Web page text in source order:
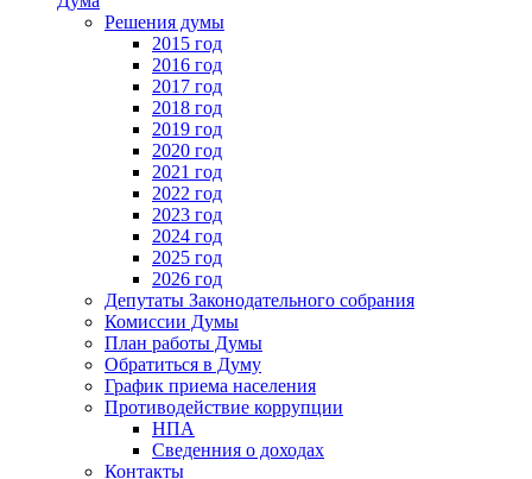
Решения думы
2015 год
2016 год
2017 год
2018 год
2019 год
2020 год
2021 год
2022 год
2023 год
2024 год
2025 год
2026 год
Депутаты Законодательного собрания
Комиссии Думы
План работы Думы
Обратиться в Думу
График приема населения
Противодействие коррупции
НПА
Сведенния о доходах
Контакты